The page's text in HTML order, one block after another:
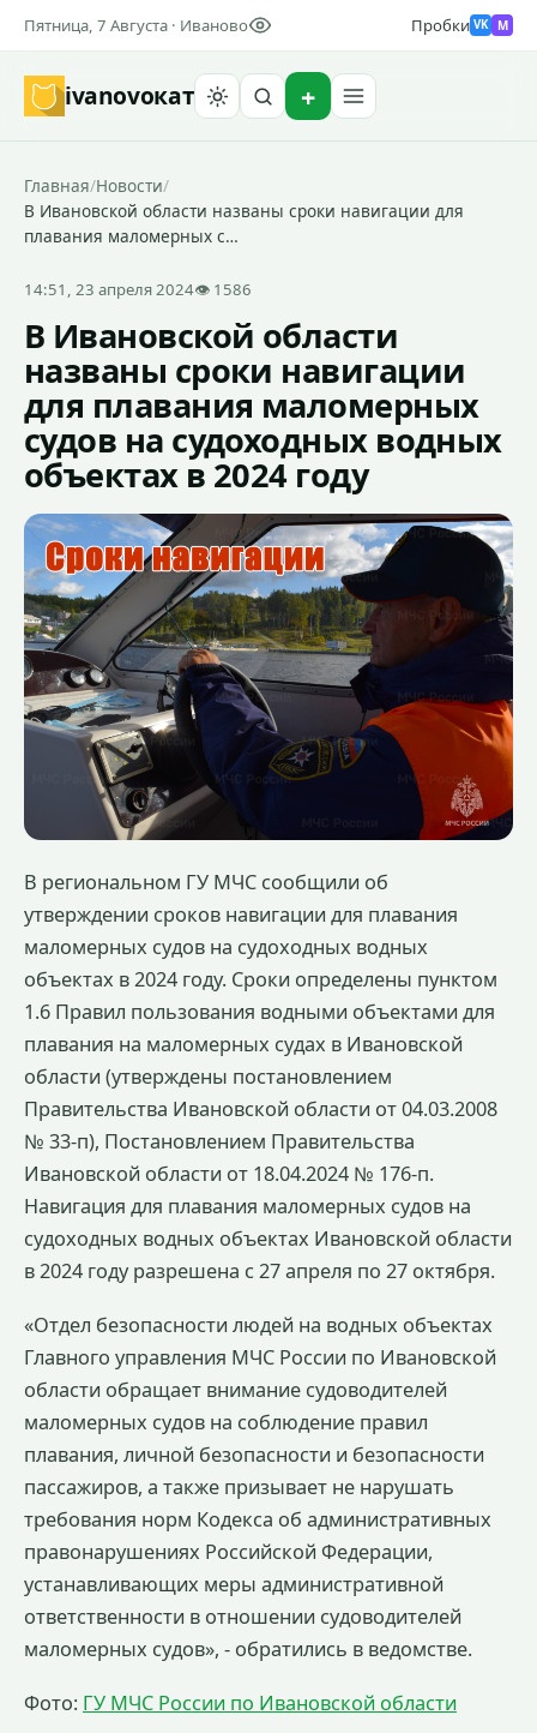
Пятница, 7 Августа · Иваново Пробки VK M
ivanovoкат
Главная/Новости/
В Ивановской области названы сроки навигации для
плавания маломерных с…
14:51, 23 апреля 2024👁 1586
В Ивановской области
названы сроки навигации
для плавания маломерных
судов на судоходных водных
объектах в 2024 году
В региональном ГУ МЧС сообщили об
утверждении сроков навигации для плавания
маломерных судов на судоходных водных
объектах в 2024 году. Сроки определены пунктом
1.6 Правил пользования водными объектами для
плавания на маломерных судах в Ивановской
области (утверждены постановлением
Правительства Ивановской области от 04.03.2008
№ 33-п), Постановлением Правительства
Ивановской области от 18.04.2024 № 176-п.
Навигация для плавания маломерных судов на
судоходных водных объектах Ивановской области
в 2024 году разрешена с 27 апреля по 27 октября.
«Отдел безопасности людей на водных объектах
Главного управления МЧС России по Ивановской
области обращает внимание судоводителей
маломерных судов на соблюдение правил
плавания, личной безопасности и безопасности
пассажиров, а также призывает не нарушать
требования норм Кодекса об административных
правонарушениях Российской Федерации,
устанавливающих меры административной
ответственности в отношении судоводителей
маломерных судов», - обратились в ведомстве.
Фото: ГУ МЧС России по Ивановской области